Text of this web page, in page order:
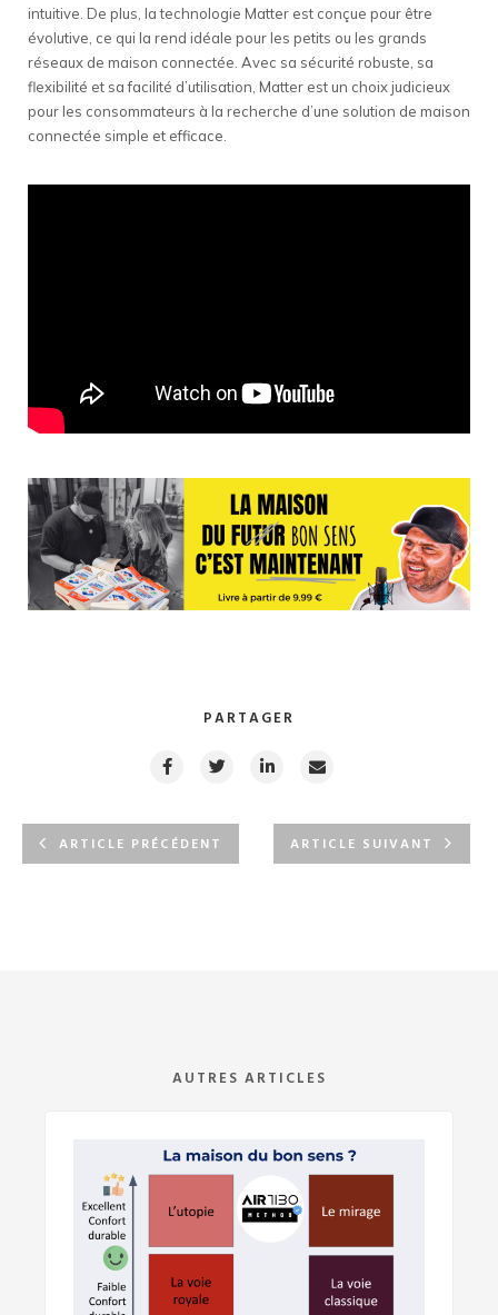
intuitive. De plus, la technologie Matter est conçue pour être
évolutive, ce qui la rend idéale pour les petits ou les grands
réseaux de maison connectée. Avec sa sécurité robuste, sa
flexibilité et sa facilité d’utilisation, Matter est un choix judicieux
pour les consommateurs à la recherche d’une solution de maison
connectée simple et efficace.
PARTAGER
ARTICLE PRÉCÉDENT ARTICLE SUIVANT
AUTRES ARTICLES